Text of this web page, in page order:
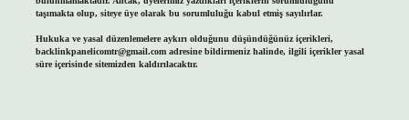
taşımakta olup, siteye üye olarak bu sorumluluğu kabul etmiş sayılırlar.
Hukuka ve yasal düzenlemelere aykırı olduğunu düşündüğünüz içerikleri,
backlinkpanelicomtr@gmail.comadresine bildirmeniz halinde, ilgili içerikler yasal
süre içerisinde sitemizden kaldırılacaktır.